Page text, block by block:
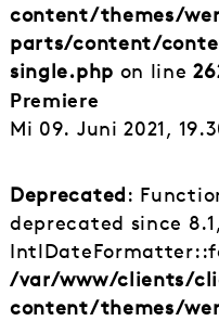
content/themes/
parts/content/
single.php on line
Premiere
Mi 09. Juni 2021,
Deprecated:
deprecated since
/var/www/clients/
content/themes/